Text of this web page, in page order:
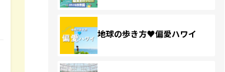
地球の歩き方♥偏愛ハワイ